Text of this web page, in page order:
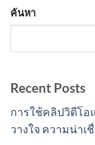
ค้นหา
Recent Posts
การใช้คลิปวิดีโอ
วางใจ ความน่า